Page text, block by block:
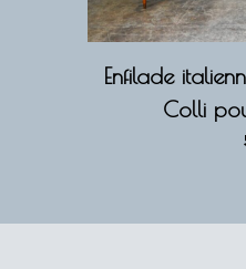
Enfilade
Colli